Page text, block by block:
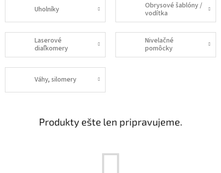
Uholníky
Obrysové šablóny /
vodítka
Laserové
diaľkomery
Nivelačné
pomôcky
Váhy, silomery
Produkty ešte len pripravujeme.